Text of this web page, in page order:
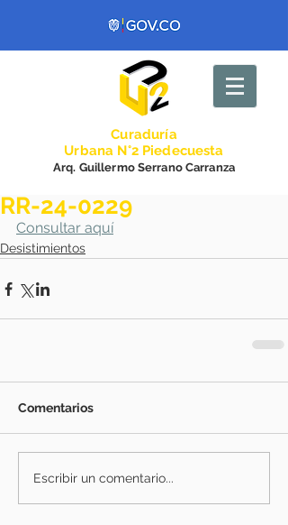
Curaduría
Urbana N°2 Piedecuesta
Arq. Guillermo Serrano Carranza
RR-24-0229
Consultar aquí
Desistimientos
Comentarios
Escribir un comentario...